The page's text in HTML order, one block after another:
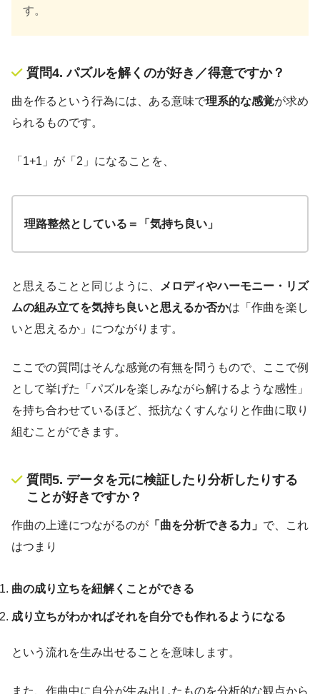
す。
質問4. パズルを解くのが好き／得意ですか？
曲を作るという行為には、ある意味で理系的な感覚が求め
られるものです。
「1+1」が「2」になることを、
理路整然としている＝「気持ち良い」
と思えることと同じように、
メロディやハーモニー・リズ
ムの組み立てを気持ち良いと思えるか否かは「作曲を楽し
いと思えるか」につながります。
ここでの質問はそんな感覚の有無を問うもので、ここで例
として挙げた「パズルを楽しみながら解けるような感性」
を持ち合わせているほど、抵抗なくすんなりと作曲に取り
組むことができます。
質問5. データを元に検証したり分析したりする
ことが好きですか？
作曲の上達につながるのが 「曲を分析できる力」 で、これ
はつまり
曲の成り立ちを紐解くことができる
成り立ちがわかればそれを自分でも作れるようになる
という流れを生み出せることを意味します。
また、作曲中に自分が生み出したものを分析的な観点から